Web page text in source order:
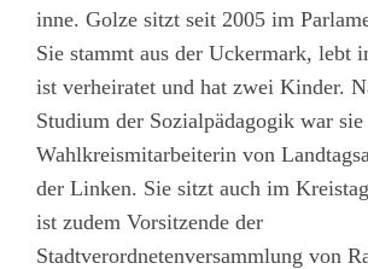
inne. Golze sitzt seit 2005 im
Sie stammt aus der Uckermark, lebt
ist verheiratet und hat zwei Kinder.
Studium der Sozialpädagogik war sie
Wahlkreismitarbeiterin von
der Linken. Sie sitzt auch im
ist zudem Vorsitzende der
Stadtverordnetenversammlung von